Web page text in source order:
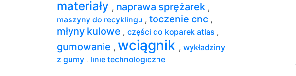
materiały , naprawa sprężarek ,
maszyny do recyklingu , toczenie cnc ,
młyny kulowe , części do koparek atlas ,
gumowanie , wciągnik , wykładziny
z gumy , linie technologiczne